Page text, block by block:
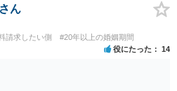
依頼するかどうかの検討も含め、お近
良いと考えます。
ん
請求したい側 #20年以上の婚姻期間
役にたった 14